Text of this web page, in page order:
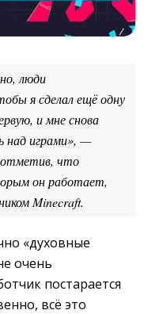
люди
я сделал ещё одну
и мне снова
над играми», —
отметив, что
он работает,
Minecraft.
«духовные
очень
постарается
всё это